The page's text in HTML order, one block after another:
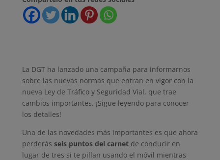
La DGT ha lanzado una campaña para informarnos
sobre las nuevas normas que entran en vigor con la
nueva Ley de Tráfico y Seguridad Vial, que trae
cambios importantes. ¡Sigue leyendo para conocer
los detalles!
Una de las novedades más importantes es que ahora
perderás seis puntos del carnetde conducir en
lugar de tres si te pillan usando el móvil mientras